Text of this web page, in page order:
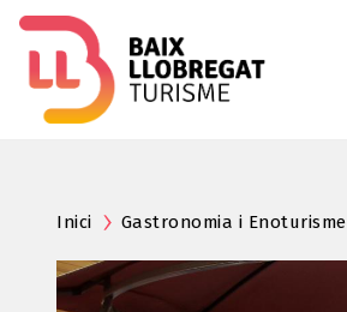
Inici Gastronomia i Enoturisme